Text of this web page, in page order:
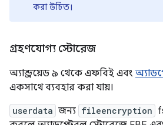
করা উচিত।
গ্রহণযোগ্য স্টোরেজ
অ্যান্ড্রয়েড ৯ থেকে এফবিই এবং
একসাথে ব্যবহার করা যায়।
userdata জন্য fileencryption